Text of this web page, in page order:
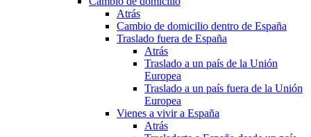
Atrás
Cambio de domicilio dentro de España
Traslado fuera de España
Atrás
Traslado a un país de la Unión
Europea
Traslado a un país fuera de la Unión
Europea
Vienes a vivir a España
Atrás